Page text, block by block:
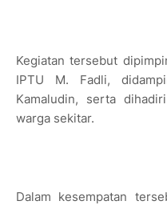
Kegiatan tersebut
IPTU M. Fadli,
Kamaludin, serta
warga sekitar.
Dalam kesempatan